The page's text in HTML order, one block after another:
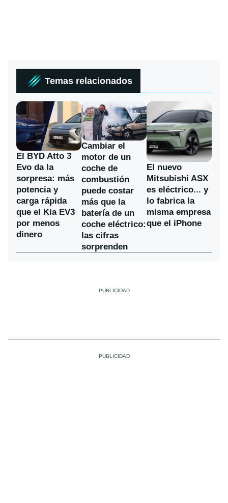
Temas relacionados
El BYD Atto 3
Evo da la
sorpresa: más
potencia y
carga rápida
que el Kia EV3
por menos
dinero
Cambiar el
motor de un
coche de
combustión
puede costar
más que la
batería de un
coche eléctrico:
las cifras
sorprenden
El nuevo
Mitsubishi ASX
es eléctrico... y
lo fabrica la
misma empresa
que el iPhone